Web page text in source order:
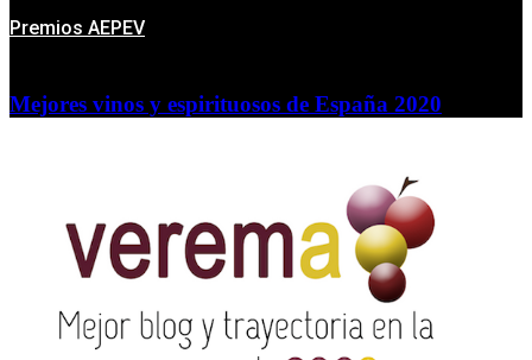
Premios AEPEV
Mejores vinos y espirituosos de España 2020